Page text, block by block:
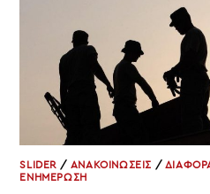
ΜΑΣ
SLIDER / ΑΝΑΚΟΙΝΩΣΕΙΣ /
ΕΝΗΜΕΡΩΣΗ